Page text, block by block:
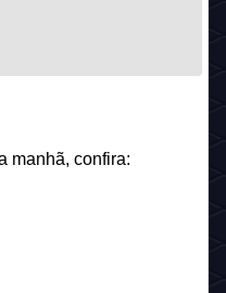
manhã, confira: